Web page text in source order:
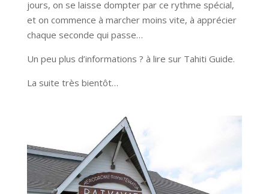
jours, on se laisse dompter par ce rythme spécial,
et on commence à marcher moins vite, à apprécier
chaque seconde qui passe…
Un peu plus d’informations ? à lire sur Tahiti Guide.
La suite très bientôt…